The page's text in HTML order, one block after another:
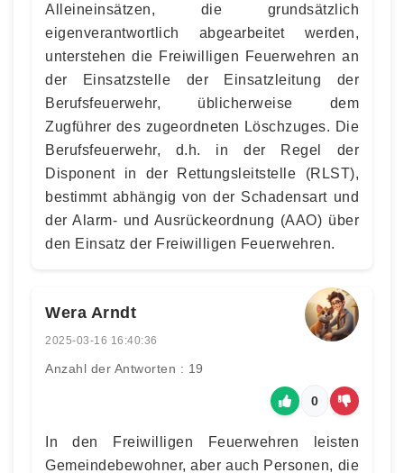
Alleineinsätzen, die grundsätzlich
eigenverantwortlich abgearbeitet werden,
unterstehen die Freiwilligen Feuerwehren an
der Einsatzstelle der Einsatzleitung der
Berufsfeuerwehr, üblicherweise dem
Zugführer des zugeordneten Löschzuges. Die
Berufsfeuerwehr, d.h. in der Regel der
Disponent in der Rettungsleitstelle (RLST),
bestimmt abhängig von der Schadensart und
der Alarm- und Ausrückeordnung (AAO) über
den Einsatz der Freiwilligen Feuerwehren.
Wera Arndt
2025-03-16 16:40:36
Anzahl der Antworten : 19
0
In den Freiwilligen Feuerwehren leisten
Gemeindebewohner, aber auch Personen, die